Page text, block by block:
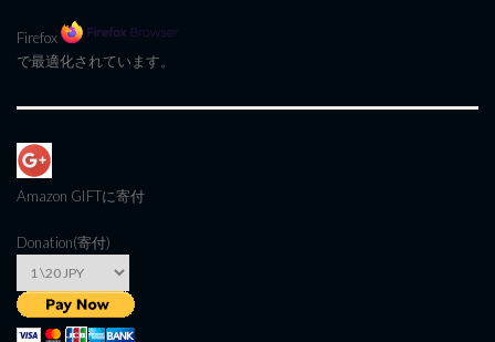
Firefox
で最適化されています。
Amazon GIFTに寄付
Donation(寄付)